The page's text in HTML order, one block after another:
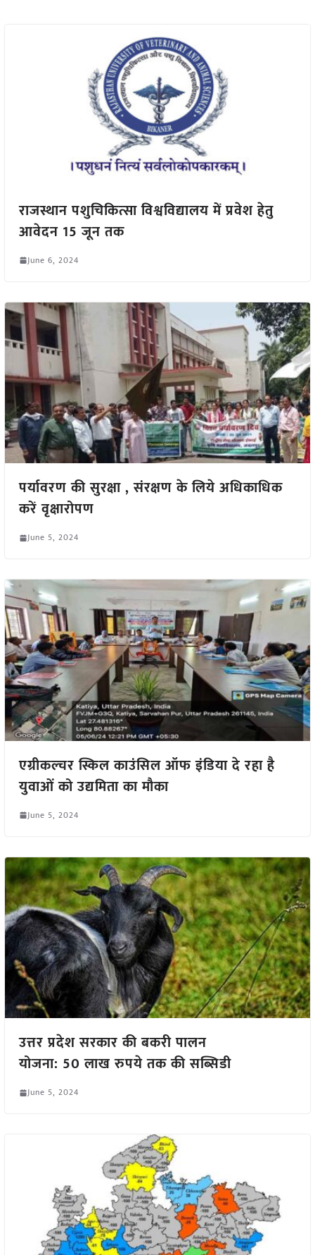
राजस्थान पशुचिकित्सा विश्वविद्यालय में प्रवेश हेतु
आवेदन 15 जून तक
June 6, 2024
पर्यावरण की सुरक्षा , संरक्षण के लिये अधिकाधिक
करें वृक्षारोपण
June 5, 2024
एग्रीकल्चर स्किल काउंसिल ऑफ इंडिया दे रहा है
युवाओं को उद्यमिता का मौका
June 5, 2024
उत्तर प्रदेश सरकार की बकरी पालन
योजना: 50 लाख रुपये तक की सब्सिडी
June 5, 2024